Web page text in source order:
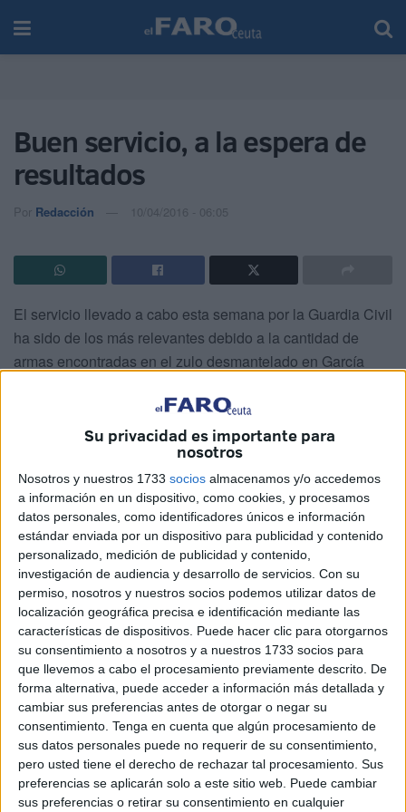
Su privacidad es importante para
nosotros
Nosotros y nuestros 1733 socios almacenamos y/o accedemos
a información en un dispositivo, como cookies, y procesamos
datos personales, como identificadores únicos e información
estándar enviada por un dispositivo para publicidad y contenido
personalizado, medición de publicidad y contenido,
investigación de audiencia y desarrollo de servicios. Con su
permiso, nosotros y nuestros socios podemos utilizar datos de
localización geográfica precisa e identificación mediante las
características de dispositivos. Puede hacer clic para otorgarnos
su consentimiento a nosotros y a nuestros 1733 socios para
que llevemos a cabo el procesamiento previamente descrito. De
forma alternativa, puede acceder a información más detallada y
cambiar sus preferencias antes de otorgar o negar su
consentimiento. Tenga en cuenta que algún procesamiento de
sus datos personales puede no requerir de su consentimiento,
pero usted tiene el derecho de rechazar tal procesamiento. Sus
preferencias se aplicarán solo a este sitio web. Puede cambiar
sus preferencias o retirar su consentimiento en cualquier
Buen servicio, a la espera de
resultados
Por Redacción 10/04/2016 - 06:05
El servicio llevado a cabo esta semana por la Guardia Civil
ha sido de los más relevantes debido a la cantidad de
armas encontradas en el zulo desmantelado en García
sido clave por cuanto se han quitado del mercado gran
cantidad de armas y cuantiosa munición. Ahora queda un
segundo plano, el de las consecuencias del hallazgo. Los
servicios centrales de la Benemérita investigan ya todo el
material encontrado para saber a qué nos enfrentamos, si
se trata de un zulo con material vinculado al mundo de la
delincuencia común o si, por contra, se trata de algo de
mayor peso relacionado con los grupos terroristas. De
momento nada puede aseverarse. A pesar de que ha
habido titulares que a nivel nacional han dado por hecho
que se trataría de un depósito de afines al DAESH, es
demasiado pronto para lanzar conjeturas. Demasiado
pronto y demasiado peligroso. Hay muchos detalles que
están siendo tenidos en cuenta en un proceso investigador
que no ha hecho más que comenzar. La clave o, cuando
menos, la más importante radica en lo que se encuentre en